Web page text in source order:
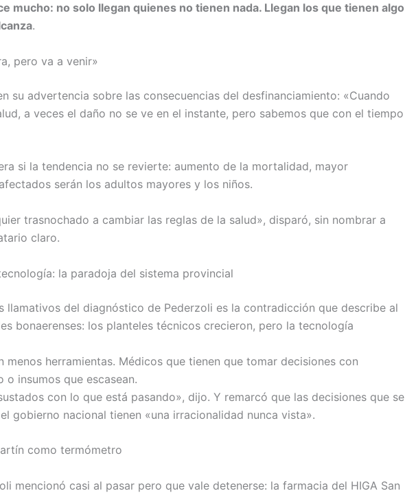
mucho: no solo llegan quienes no tienen nada. Llegan los que tienen algo
.
pero va a venir»
su advertencia sobre las consecuencias del desfinanciamiento: «Cuando
a veces el daño no se ve en el instante, pero sabemos que con el tiempo
si la tendencia no se revierte: aumento de la mortalidad, mayor
serán los adultos mayores y los niños.
trasnochado a cambiar las reglas de la salud», disparó, sin nombrar a
claro.
la paradoja del sistema provincial
llamativos del diagnóstico de Pederzoli es la contradicción que describe al
bonaerenses: los planteles técnicos crecieron, pero la tecnología
menos herramientas. Médicos que tienen que tomar decisiones con
insumos que escasean.
con lo que está pasando», dijo. Y remarcó que las decisiones que se
gobierno nacional tienen «una irracionalidad nunca vista».
como termómetro
mencionó casi al pasar pero que vale detenerse: la farmacia del HIGA San